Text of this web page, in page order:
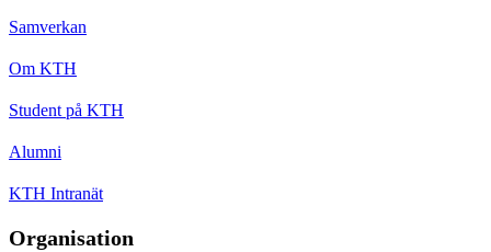
Samverkan
Om KTH
Student på KTH
Alumni
KTH Intranät
Organisation